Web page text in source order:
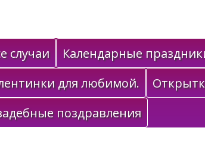
случаи
Календарные
для любимой.
поздравления